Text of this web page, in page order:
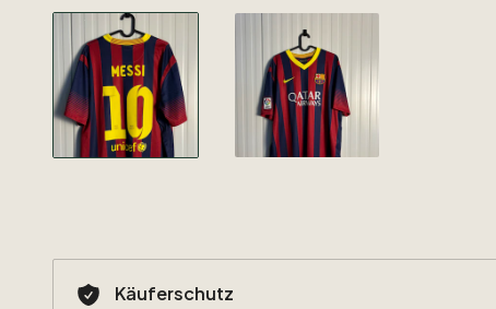
Käuferschutz